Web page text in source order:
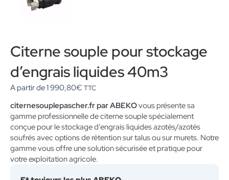
Citerne souple pour stockage
d’engrais liquides 40m3
A partir de1 990,80€ TTC
citernesouplepascher.fr par ABEKOvous présente sa
gamme professionnelle de citerne souple spécialement
conçue pour le stockage d’engrais liquides azotés/azotés
soufrés avec options de rétention sur talus ou sur murets. Notre
gamme vous offre une solution sécurisée et pratique pour
votre exploitation agricole.